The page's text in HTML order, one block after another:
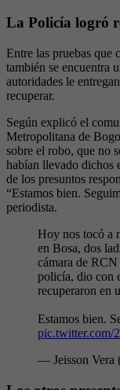
La Policía logró
Entre las pruebas que
también se encuentra
autoridades le
recuperar.
Según explicó el
Metropolitana de
sobre el robo, que no
habían llevado dichos
de los presuntos
“Estamos bien.
periodista.
Hoy nos tocó a
en Bosa, dos
cámara de
policía, dio con
recuperaron en
Estamos bien.
pic.twitter.com/
— Jeisson Vera